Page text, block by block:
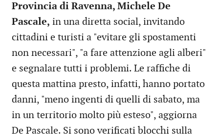
Provincia di Ravenna, Michele De
Pascale, in una diretta social, invitando
cittadini e turisti a "evitare gli spostamenti
non necessari", "a fare attenzione agli alberi"
e segnalare tutti i problemi. Le raffiche di
questa mattina presto, infatti, hanno portato
danni, "meno ingenti di quelli di sabato, ma
in un territorio molto più esteso", aggiorna
De Pascale. Si sono verificati blocchi sulla